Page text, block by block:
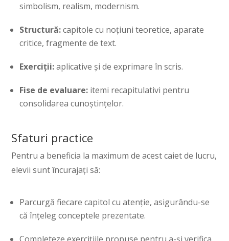
simbolism, realism, modernism.
Structură:capitole cu noțiuni teoretice, aparate
critice, fragmente de text.
Exerciții:aplicative și de exprimare în scris.
Fise de evaluare: itemi recapitulativi pentru
consolidarea cunoștințelor.
Sfaturi practice
Pentru a beneficia la maximum de acest caiet de lucru,
elevii sunt încurajați să:
Parcurgă fiecare capitol cu atenție, asigurându-se
că înțeleg conceptele prezentate.